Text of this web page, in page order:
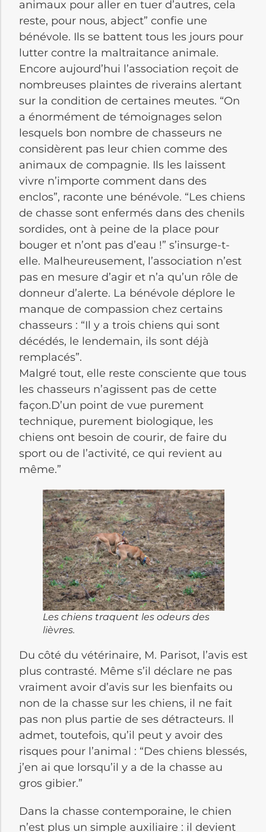
animaux pour aller en tuer d’autres, cela
reste, pour nous, abject” confie une
bénévole. Ils se battent tous les jours pour
lutter contre la maltraitance animale.
Encore aujourd’hui l’association reçoit de
nombreuses plaintes de riverains alertant
sur la condition de certaines meutes. “On
a énormément de témoignages selon
lesquels bon nombre de chasseurs ne
considèrent pas leur chien comme des
animaux de compagnie. Ils les laissent
vivre n’importe comment dans des
enclos”, raconte une bénévole. “Les chiens
de chasse sont enfermés dans des chenils
sordides, ont à peine de la place pour
bouger et n’ont pas d’eau !” s’insurge-t-
elle. Malheureusement, l’association n’est
pas en mesure d’agir et n’a qu’un rôle de
donneur d’alerte. La bénévole déplore le
manque de compassion chez certains
chasseurs : “Il y a trois chiens qui sont
décédés, le lendemain, ils sont déjà
remplacés”.
Malgré tout, elle reste consciente que tous
les chasseurs n’agissent pas de cette
façon.D’un point de vue purement
technique, purement biologique, les
chiens ont besoin de courir, de faire du
sport ou de l’activité, ce qui revient au
même.”
Les chiens traquent les odeurs des
lièvres.
Du côté du vétérinaire, M. Parisot, l’avis est
plus contrasté. Même s’il déclare ne pas
vraiment avoir d’avis sur les bienfaits ou
non de la chasse sur les chiens, il ne fait
pas non plus partie de ses détracteurs. Il
admet, toutefois, qu’il peut y avoir des
risques pour l’animal : “Des chiens blessés,
j’en ai que lorsqu’il y a de la chasse au
gros gibier.”
Dans la chasse contemporaine, le chien
n’est plus un simple auxiliaire : il devient